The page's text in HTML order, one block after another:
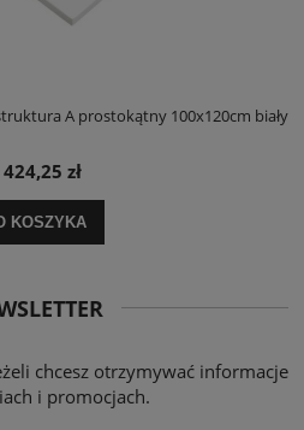
A prostokątny 100x120cm biały
zł
KOSZYKA
chcesz otrzymywać informacje
i promocjach.